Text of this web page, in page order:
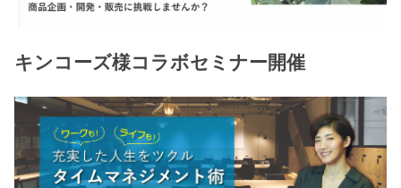
キンコーズ様コラボセミナー開催